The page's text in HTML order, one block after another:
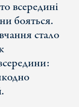
всередині
бояться.
стало